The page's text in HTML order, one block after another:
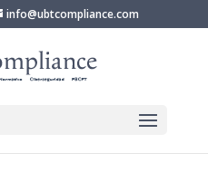
info@ubtcompliance.com